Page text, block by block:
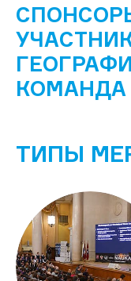
КОМАНДА
ТИПЫ